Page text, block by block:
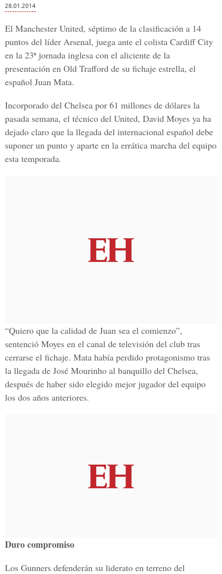
28.01.2014
El Manchester United, séptimo de la clasificación a 14
puntos del líder Arsenal, juega ante el colista Cardiff City
en la 23ª jornada inglesa con el aliciente de la
presentación en Old Trafford de su fichaje estrella, el
español Juan Mata.
Incorporado del Chelsea por 61 millones de dólares la
pasada semana, el técnico del United, David Moyes ya ha
dejado claro que la llegada del internacional español debe
suponer un punto y aparte en la errática marcha del equipo
esta temporada.
“Quiero que la calidad de Juan sea el comienzo”,
sentenció Moyes en el canal de televisión del club tras
cerrarse el fichaje. Mata había perdido protagonismo tras
la llegada de José Mourinho al banquillo del Chelsea,
después de haber sido elegido mejor jugador del equipo
los dos años anteriores.
Duro compromiso
Los Gunners defenderán su liderato en terreno del